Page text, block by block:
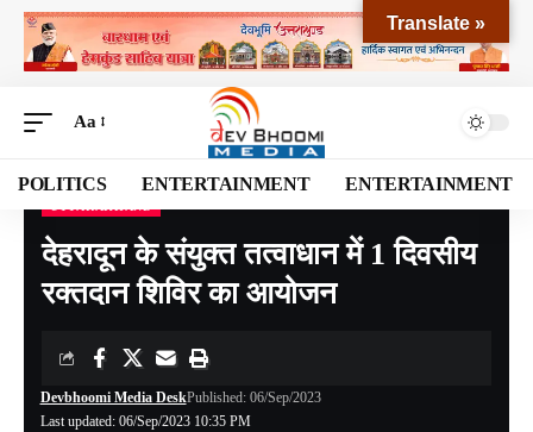
Aa
POLITICS ENTERTAINMENT ENTERTAINMENT
Devbhoomi Media> Blog>NATIONAL>UTTARAKHAND >देहरादून के संयुक्त तत्वाधान में 1 दिवसीय रक्तदान शिविर का आयोजन
देहरादून के संयुक्त तत्वाधान में 1 दिवसीय
रक्तदान शिविर का आयोजन
Last updated: 06/Sep/2023 10:35 PM
Devbhoomi Media DeskPublished: 06/Sep/2023
Translate »